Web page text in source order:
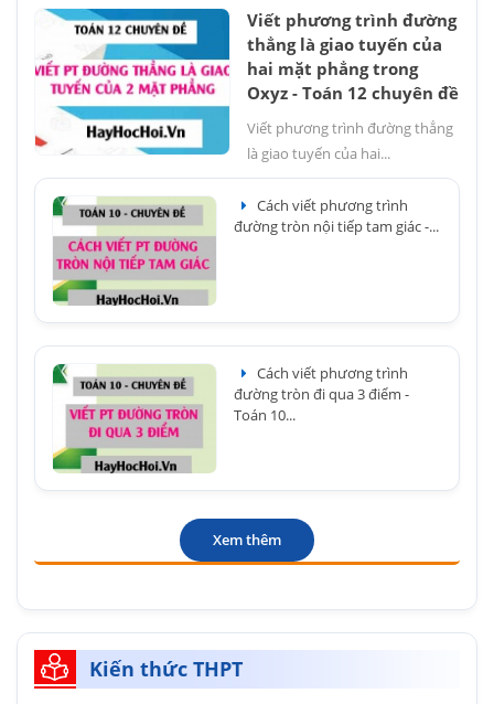
Viết phương trình đường
thẳng là giao tuyến của
hai mặt phẳng trong
Oxyz - Toán 12 chuyên đề
Viết phương trình đường thẳng
là giao tuyến của hai...
Cách viết phương trình
đường tròn nội tiếp tam giác -...
Cách viết phương trình
đường tròn đi qua 3 điểm -
Toán 10...
Xem thêm
Kiến thức THPT